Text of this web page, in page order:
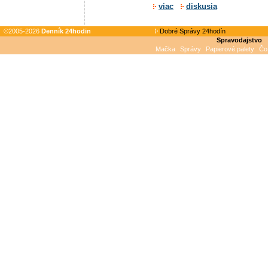
viac diskusia
©2005-2026 Denník 24hodin
Dobré Správy 24hodín
Spravodajstvo
Mačka
Správy Papierové palety